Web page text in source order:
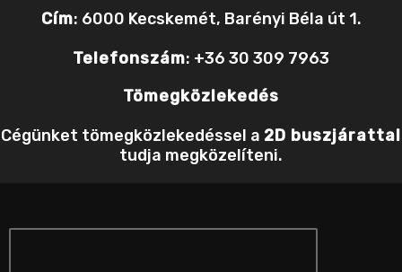
Cím: 6000 Kecskemét, Barényi Béla út 1.
Telefonszám: +36 30 309 7963
Tömegközlekedés
Cégünket tömegközlekedéssel a 2D buszjárattal
tudja megközelíteni.